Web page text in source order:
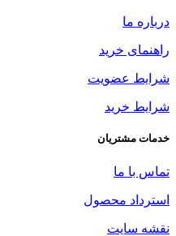
درباره ما
راهنمای خرید
شرایط عضویت
شرایط خرید
خدمات مشتریان
تماس با ما
استرداد محصول
نقشه سایت